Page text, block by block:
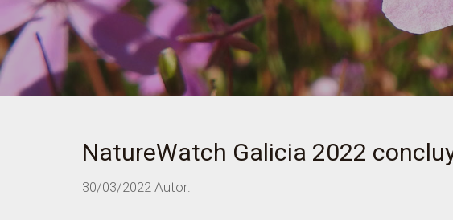
NatureWatch Galicia 2022
30/03/2022 Autor: